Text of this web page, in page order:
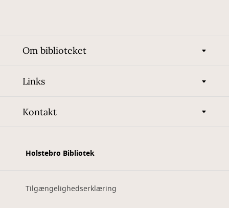
Om biblioteket
Links
Kontakt
Holstebro Bibliotek
Tilgængelighedserklæring